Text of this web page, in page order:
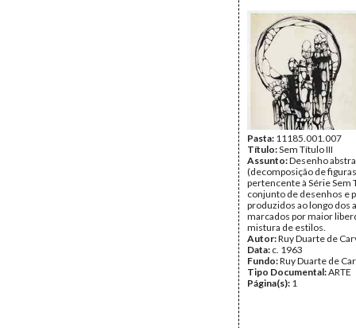
Pasta: 11185.001.007
Título:Sem Título III
Assunto:Desenho
(decomposição de
pertencente à Série Sem
conjunto de desenhos e
produzidos ao longo dos
marcados por maior
mistura de estilos.
Autor:Ruy Duarte de
Data: c. 1963
Fundo:Ruy Duarte de
Tipo Documental:ARTE
Página(s): 1